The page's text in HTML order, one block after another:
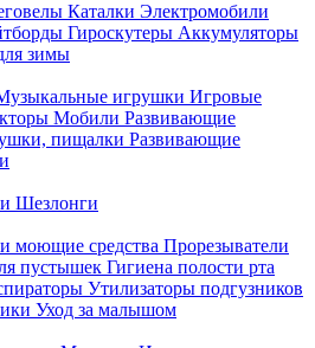
Каталки Электромобили
Гироскутеры Аккумуляторы
зимы
игрушки Игровые
Мобили Развивающие
пищалки Развивающие
Шезлонги
моющие средства Прорезыватели
пустышек Гигиена полости рта
Утилизаторы подгузников
Уход за малышом